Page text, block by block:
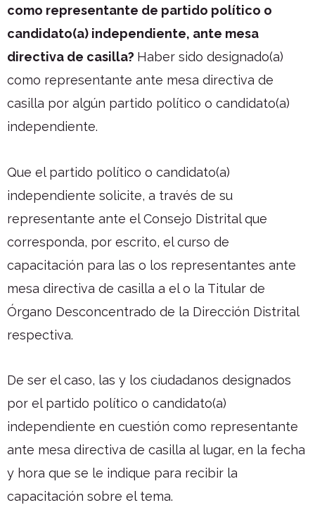
como representante de partido político o
candidato(a) independiente, ante mesa
directiva de casilla? Haber sido designado(a)
como representante ante mesa directiva de
casilla por algún partido político o candidato(a)
independiente.
Que el partido político o candidato(a)
independiente solicite, a través de su
representante ante el Consejo Distrital que
corresponda, por escrito, el curso de
capacitación para las o los representantes ante
mesa directiva de casilla a el o la Titular de
Órgano Desconcentrado de la Dirección Distrital
respectiva.
De ser el caso, las y los ciudadanos designados
por el partido político o candidato(a)
independiente en cuestión como representante
ante mesa directiva de casilla al lugar, en la fecha
y hora que se le indique para recibir la
capacitación sobre el tema.